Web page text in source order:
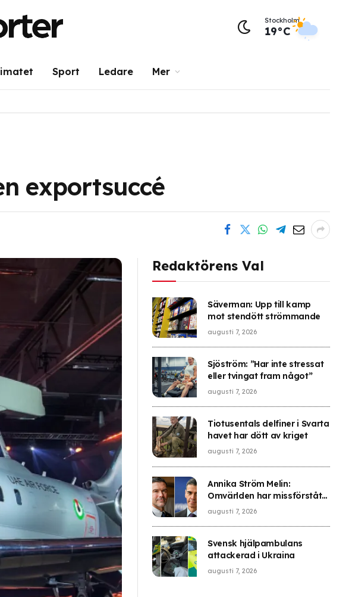
Stockholm
19°C
Sport Ledare Mer
exportsuccé
Redaktörens Val
Säverman: Upp till kamp
mot stendött strömmande
augusti 7, 2026
Sjöström: ”Har inte stressat
eller tvingat fram något”
augusti 7, 2026
Tiotusentals delfiner i Svarta
havet har dött av kriget
augusti 7, 2026
Annika Ström Melin:
Omvärlden har missförstått
vad som hände i Ceuta –
augusti 7, 2026
Svensk hjälpambulans
attackerad i Ukraina
augusti 7, 2026